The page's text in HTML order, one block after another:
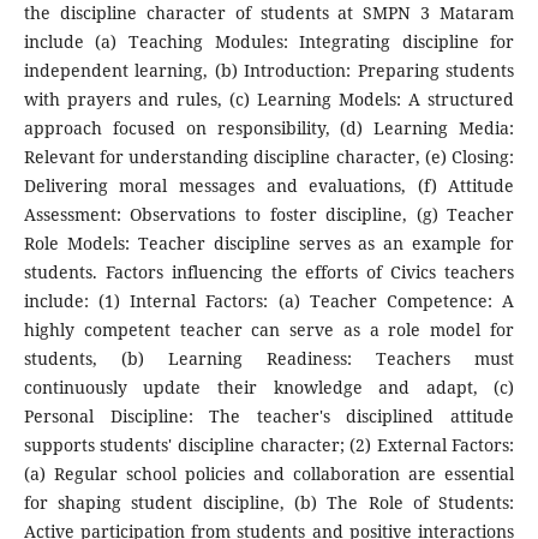
the discipline character of students at SMPN 3 Mataram
include (a) Teaching Modules: Integrating discipline for
independent learning, (b) Introduction: Preparing students
with prayers and rules, (c) Learning Models: A structured
approach focused on responsibility, (d) Learning Media:
Relevant for understanding discipline character, (e) Closing:
Delivering moral messages and evaluations, (f) Attitude
Assessment: Observations to foster discipline, (g) Teacher
Role Models: Teacher discipline serves as an example for
students. Factors influencing the efforts of Civics teachers
include: (1) Internal Factors: (a) Teacher Competence: A
highly competent teacher can serve as a role model for
students, (b) Learning Readiness: Teachers must
continuously update their knowledge and adapt, (c)
Personal Discipline: The teacher's disciplined attitude
supports students' discipline character; (2) External Factors:
(a) Regular school policies and collaboration are essential
for shaping student discipline, (b) The Role of Students:
Active participation from students and positive interactions